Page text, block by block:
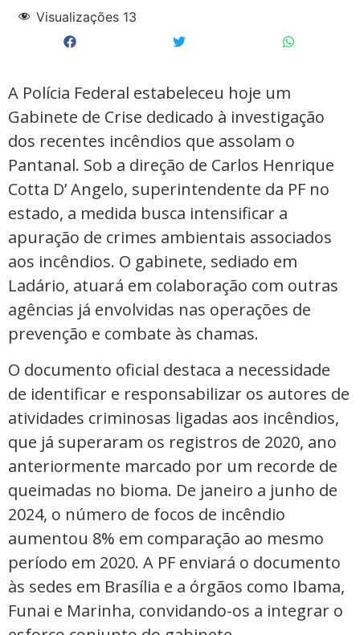
Visualizações 13
A Polícia Federal estabeleceu hoje um
Gabinete de Crise dedicado à investigação
dos recentes incêndios que assolam o
Pantanal. Sob a direção de Carlos Henrique
Cotta D’ Angelo, superintendente da PF no
estado, a medida busca intensificar a
apuração de crimes ambientais associados
aos incêndios. O gabinete, sediado em
Ladário, atuará em colaboração com outras
agências já envolvidas nas operações de
prevenção e combate às chamas.
O documento oficial destaca a necessidade
de identificar e responsabilizar os autores de
atividades criminosas ligadas aos incêndios,
que já superaram os registros de 2020, ano
anteriormente marcado por um recorde de
queimadas no bioma. De janeiro a junho de
2024, o número de focos de incêndio
aumentou 8% em comparação ao mesmo
período em 2020. A PF enviará o documento
às sedes em Brasília e a órgãos como Ibama,
Funai e Marinha, convidando-os a integrar o